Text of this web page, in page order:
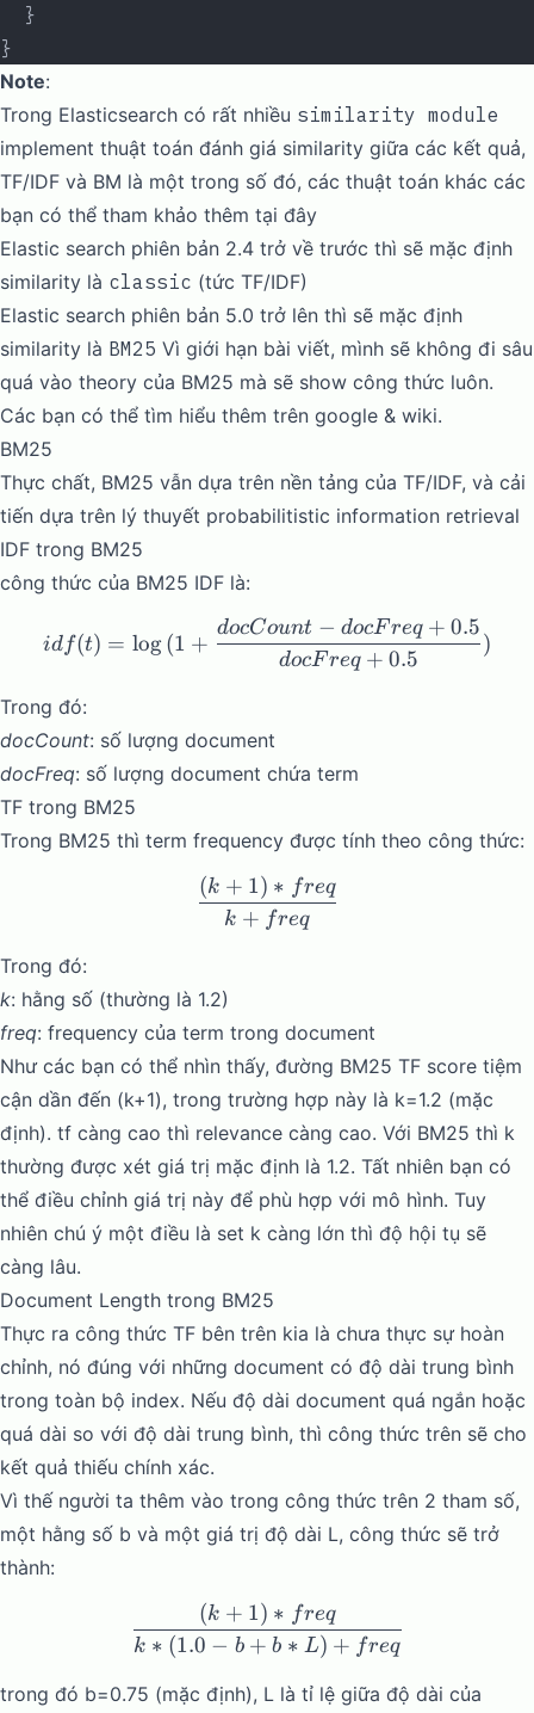
  }
}
Note:
Trong Elasticsearch có rất nhiều similarity module
implement thuật toán đánh giá similarity giữa các kết quả,
TF/IDF và BM là một trong số đó, các thuật toán khác các
bạn có thể tham khảo thêm tại đây
Elastic search phiên bản 2.4 trở về trước thì sẽ mặc định
similarity là classic (tức TF/IDF)
Elastic search phiên bản 5.0 trở lên thì sẽ mặc định
similarity là BM25 Vì giới hạn bài viết, mình sẽ không đi sâu
quá vào theory của BM25 mà sẽ show công thức luôn.
Các bạn có thể tìm hiểu thêm trên google & wiki.
BM25
Thực chất, BM25 vẫn dựa trên nền tảng của TF/IDF, và cải
tiến dựa trên lý thuyết probabilitistic information retrieval
IDF trong BM25
công thức của BM25 IDF là:
idf(t) = \log{(1 +
idf(t) = log (1 +
docF req + 0.5
docCount − docF req + 0.5
)
Trong đó:
docCount: số lượng document
docFreq: số lượng document chứa term
TF trong BM25
Trong BM25 thì term frequency được tính theo công thức:
\frac{(k + 1) * freq}{k +
k + freq
(k + 1) ∗ freq
Trong đó:
k: hằng số (thường là 1.2)
freq: frequency của term trong document
Như các bạn có thể nhìn thấy, đường BM25 TF score tiệm
cận dần đến (k+1), trong trường hợp này là k=1.2 (mặc
định). tf càng cao thì relevance càng cao. Với BM25 thì k
thường được xét giá trị mặc định là 1.2. Tất nhiên bạn có
thể điều chỉnh giá trị này để phù hợp với mô hình. Tuy
nhiên chú ý một điều là set k càng lớn thì độ hội tụ sẽ
càng lâu.
Document Length trong BM25
Thực ra công thức TF bên trên kia là chưa thực sự hoàn
chỉnh, nó đúng với những document có độ dài trung bình
trong toàn bộ index. Nếu độ dài document quá ngắn hoặc
quá dài so với độ dài trung bình, thì công thức trên sẽ cho
kết quả thiếu chính xác.
Vì thế người ta thêm vào trong công thức trên 2 tham số,
một hằng số b và một giá trị độ dài L, công thức sẽ trở
thành:
\frac{(k + 1) * freq}{k *
k ∗ (1.0 − b + b ∗ L) + freq
(k + 1) ∗ freq
trong đó b=0.75 (mặc định), L là tỉ lệ giữa độ dài của